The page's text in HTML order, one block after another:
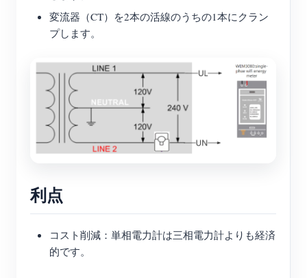
変流器（CT）を2本の活線のうちの1本にクラン
プします。
利点
コスト削減：単相電力計は三相電力計よりも経済
的です。